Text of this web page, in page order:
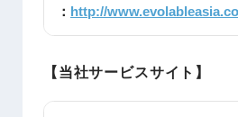
： http://
【当社サービスサイト】